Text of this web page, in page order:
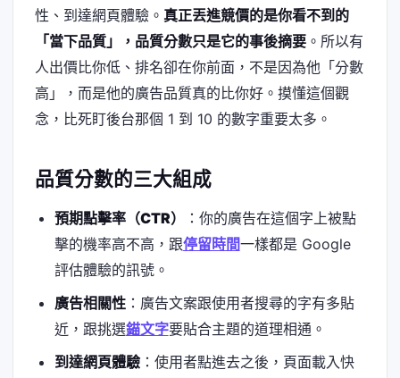
性、到達網頁體驗。 真正丟進競價的是你看不到的
「當下品質」，品質分數只是它的事後摘要 。所以有
人出價比你低、排名卻在你前面，不是因為他「分數
高」，而是他的廣告品質真的比你好。摸懂這個觀
念，比死盯後台那個 1 到 10 的數字重要太多。
品質分數的三大組成
預期點擊率（CTR）
：你的廣告在這個字上被點
擊的機率高不高，跟停留時間一樣都是 Google
評估體驗的訊號。
廣告相關性：廣告文案跟使用者搜尋的字有多貼
近，跟挑選錨文字要貼合主題的道理相通。
到達網頁體驗：使用者點進去之後，頁面載入快